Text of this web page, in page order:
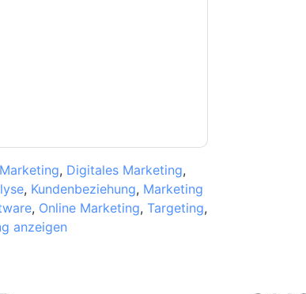
, Digitales Marketing,
, Kundenbeziehung, Marketing
, Online Marketing, Targeting,
anzeigen